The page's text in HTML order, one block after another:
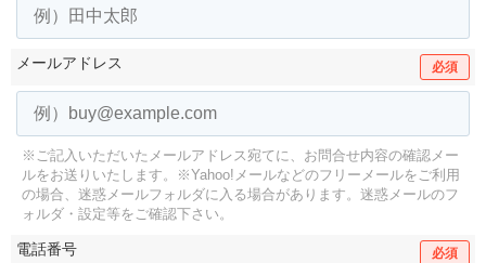
メールアドレス 必須
※ご記入いただいたメールアドレス宛てに、お問合せ内容の確認メー
ルをお送りいたします。
※Yahoo!メールなどのフリーメールをご利用
の場合、迷惑メールフォルダに入る場合があります。 迷惑メールのフ
ォルダ・設定等をご確認下さい。
電話番号 必須